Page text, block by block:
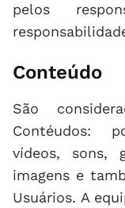
pelos
Conteúdo
São
Contéudos:
vídeos, sons,
imagens e
Usuários. A